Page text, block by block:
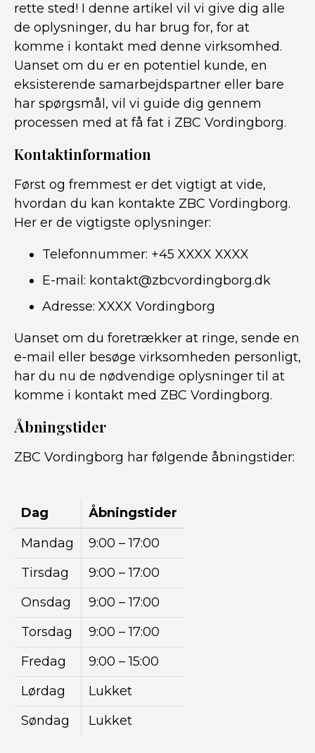
rette sted! I denne artikel vil vi give dig alle
de oplysninger, du har brug for, for at
komme i kontakt med denne virksomhed.
Uanset om du er en potentiel kunde, en
eksisterende samarbejdspartner eller bare
har spørgsmål, vil vi guide dig gennem
processen med at få fat i ZBC Vordingborg.
Kontaktinformation
Først og fremmest er det vigtigt at vide,
hvordan du kan kontakte ZBC Vordingborg.
Her er de vigtigste oplysninger:
Telefonnummer: +45 XXXX XXXX
E-mail: kontakt@zbcvordingborg.dk
Adresse: XXXX Vordingborg
Uanset om du foretrækker at ringe, sende en
e-mail eller besøge virksomheden personligt,
har du nu de nødvendige oplysninger til at
komme i kontakt med ZBC Vordingborg.
Åbningstider
ZBC Vordingborg har følgende åbningstider:
Dag
Åbningstider
Mandag
9:00 – 17:00
Tirsdag
9:00 – 17:00
Onsdag
9:00 – 17:00
Torsdag
9:00 – 17:00
Fredag
9:00 – 15:00
Lørdag
Lukket
Søndag
Lukket